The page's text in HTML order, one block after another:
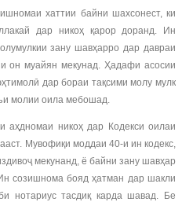
хаттии байни шахсонест, ки
дар никоҳ қарор доранд. Ин
зану шавҳарро дар давраи
он муайян мекунад. Ҳадафи асосии
дар бораи тақсими молу мулк
молии оила мебошад.
аҳдномаи никоҳ дар Кодекси оилаи
Мувофиқи моддаи 40-и ин кодекс,
мекунанд, ё байни зану шавҳар
созишнома бояд ҳатман дар шакли
нотариус тасдиқ карда шавад. Бе